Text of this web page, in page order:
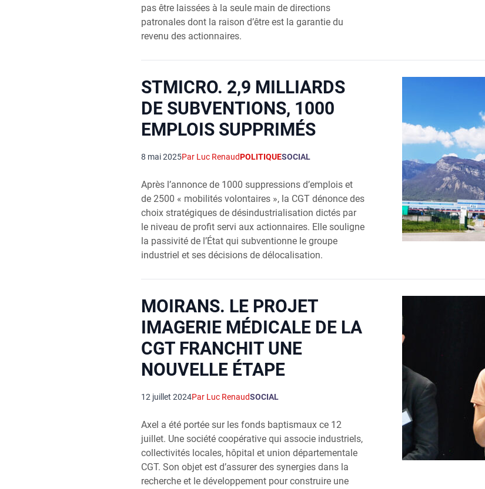
pas être laissées à la seule main de directions
patronales dont la raison d’être est la garantie du
revenu des actionnaires.
STMICRO. 2,9 MILLIARDS
DE SUBVENTIONS, 1000
EMPLOIS SUPPRIMÉS
8 mai 2025Par Luc RenaudPOLITIQUESOCIAL
Après l’annonce de 1000 suppressions d’emplois et
de 2500 « mobilités volontaires », la CGT dénonce des
choix stratégiques de désindustrialisation dictés par
le niveau de profit servi aux actionnaires. Elle souligne
la passivité de l’État qui subventionne le groupe
industriel et ses décisions de délocalisation.
MOIRANS. LE PROJET
IMAGERIE MÉDICALE DE LA
CGT FRANCHIT UNE
NOUVELLE ÉTAPE
12 juillet 2024Par Luc RenaudSOCIAL
Axel a été portée sur les fonds baptismaux ce 12
juillet. Une société coopérative qui associe industriels,
collectivités locales, hôpital et union départementale
CGT. Son objet est d’assurer des synergies dans la
recherche et le développement pour construire une